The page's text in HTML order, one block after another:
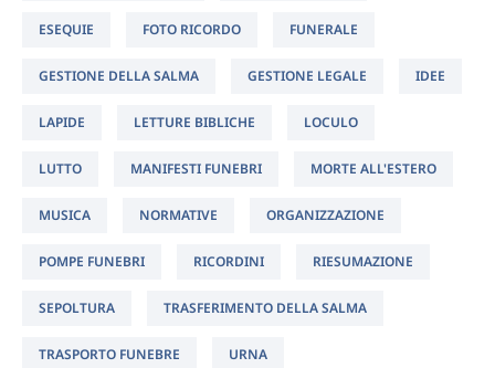
ESEQUIE FOTO RICORDO FUNERALE
GESTIONE DELLA SALMA GESTIONE LEGALE IDEE
LAPIDE LETTURE BIBLICHE LOCULO
LUTTO MANIFESTI FUNEBRI MORTE ALL'ESTERO
MUSICA NORMATIVE ORGANIZZAZIONE
POMPE FUNEBRI RICORDINI RIESUMAZIONE
SEPOLTURA TRASFERIMENTO DELLA SALMA
TRASPORTO FUNEBRE URNA